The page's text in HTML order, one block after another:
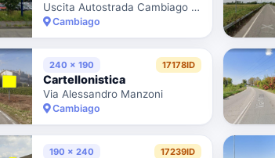
Uscita Autostrada Cambiago / Cavenago
Cambiago
240 x 190 17178ID
Cartellonistica
Via Alessandro Manzoni
Cambiago
190 x 240 17239ID